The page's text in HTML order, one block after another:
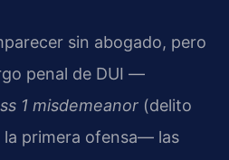
sin abogado, pero
penal de DUI —
1 misdemeanor (delito
la primera ofensa— las